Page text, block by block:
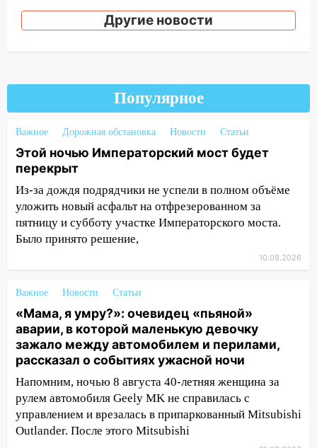
15:05
Столкновение двух «Лад» в
Димитровграде: пассажирка оказалась
перевернулся самодельный байк
14:21 Волонтеры «ЛизаАлерт»
выложили ориентировку на пропавшего
8 августа в шторм ульяновского
блогера
14:00 Этой ночью Императорский мост
будет перекрыт
13:49 Сотрудники СУ СК России по
Ульяновской области вручили ключи от
квартир сиротам и детям, оставшихся
13:36
«пьяной» аварии, в которой маленькую
девочку зажало между автомобилем и
перилами, рассказал о событиях
ужасной ночи
13:05 17-летний парень находился за
рулем мотоцикла во время ДТП в Новом
городе: в ГАИ прокомментировали
сегодняшнюю аварию
Другие новости
Популярное
Важное Дорожная обстановка Новости Статьи
Этой ночью Императорский мост будет
перекрыт
Из-за дождя подрядчики не успели в полном объёме
уложить новый асфальт на отфрезерованном за
пятницу и субботу участке Императорского моста.
Было принято решение,
10.08.2026
Важное Новости Статьи
«Мама, я умру?»: очевидец «пьяной»
аварии, в которой маленькую девочку
зажало между автомобилем и перилами,
рассказал о событиях ужасной ночи
Напомним, ночью 8 августа 40-летняя женщина за
рулем автомобиля Geely MK не справилась с
управлением и врезалась в припаркованный Mitsubishi
Outlander. После этого Mitsubishi